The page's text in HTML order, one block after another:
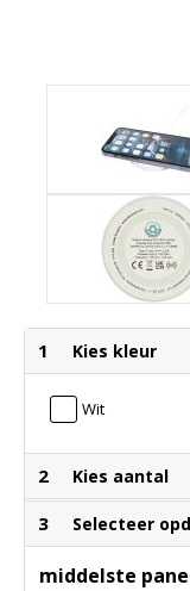
1 Kies kleur
Wit
2 Kies aantal
3 Selecteer
middelste